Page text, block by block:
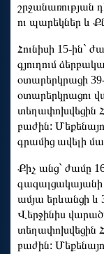
շրջանառության
ու պարեկներ և
Հունիսի 15-ին`
գյուղում
օտարերկրացի
օտարերկրացու
տեղափոխվեցին
բաժին:
գրամից ավելի
Քիչ անց` ժամը
գազալցակայանի
ամյա երևանցի
Վերջինիս
տեղափոխվեցին
բաժին: